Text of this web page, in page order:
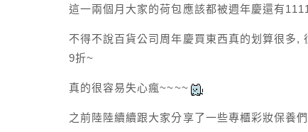
這一兩個月大家的荷包應該都被週年慶還有
不得不說百貨公司周年慶買東西真的划算很多
9折~
真的很容易失心瘋~~~~
之前陸陸續續跟大家分享了一些專櫃彩妝保養